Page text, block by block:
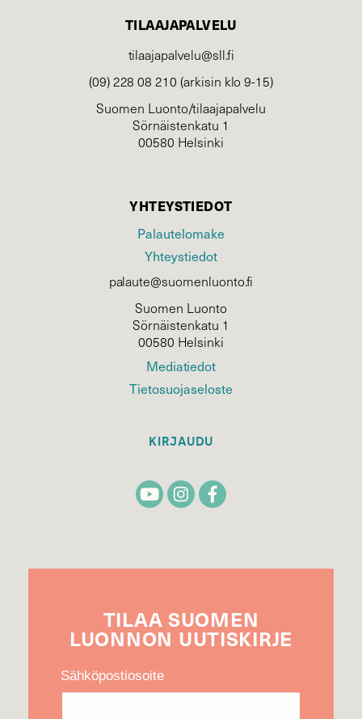
TILAAJAPALVELU
tilaajapalvelu@sll.fi
(09) 228 08 210 (arkisin klo 9-15)
Suomen Luonto/tilaajapalvelu
Sörnäistenkatu 1
00580 Helsinki
YHTEYSTIEDOT
Palautelomake
Yhteystiedot
palaute@suomenluonto.fi
Suomen Luonto
Sörnäistenkatu 1
00580 Helsinki
Mediatiedot
Tietosuojaseloste
KIRJAUDU
TILAA SUOMEN
LUONNON UUTIS­KIRJE
Sähköpostiosoite